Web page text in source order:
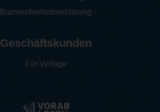
Barrierefreiheitserklärung
Geschäftskunden
Für Verlage